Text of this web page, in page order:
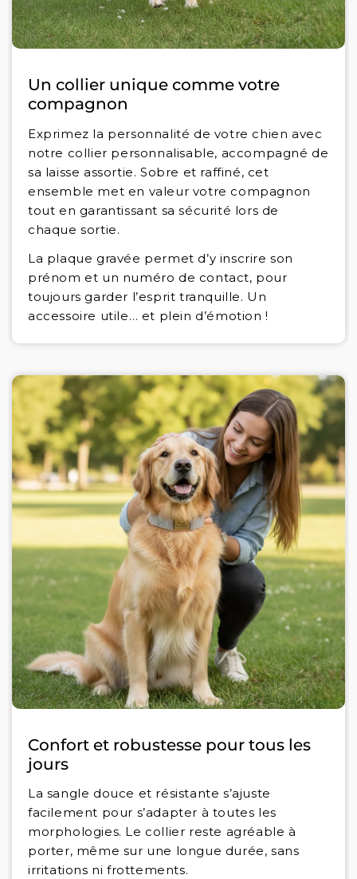
Un collier unique comme votre
compagnon
Exprimez la personnalité de votre chien avec
notre collier personnalisable, accompagné de
sa laisse assortie. Sobre et raffiné, cet
ensemble met en valeur votre compagnon
tout en garantissant sa sécurité lors de
chaque sortie.
La plaque gravée permet d’y inscrire son
prénom et un numéro de contact, pour
toujours garder l’esprit tranquille. Un
accessoire utile… et plein d’émotion !
Confort et robustesse pour tous les
jours
La sangle douce et résistante s’ajuste
facilement pour s’adapter à toutes les
morphologies. Le collier reste agréable à
porter, même sur une longue durée, sans
irritations ni frottements.